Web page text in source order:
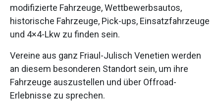
modifizierte Fahrzeuge, Wettbewerbsautos,
historische Fahrzeuge, Pick-ups, Einsatzfahrzeuge
und 4×4-Lkw zu finden sein.
Vereine aus ganz Friaul-Julisch Venetien werden
an diesem besonderen Standort sein, um ihre
Fahrzeuge auszustellen und über Offroad-
Erlebnisse zu sprechen.